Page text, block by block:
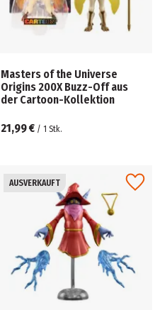
Masters of the Universe
Origins 200X Buzz-Off aus
der Cartoon-Kollektion
21,99 € / 1 Stk.
AUSVERKAUFT